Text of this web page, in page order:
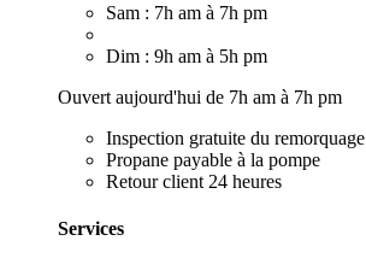
Sam : 7h am à 7h pm
Dim : 9h am à 5h pm
Ouvert aujourd'hui de 7h am à 7h pm
Inspection gratuite du remorquage
Propane payable à la pompe
Retour client 24 heures
Services